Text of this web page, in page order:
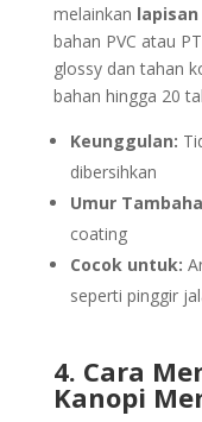
melainkan
bahan PVC atau
glossy dan tahan
bahan hingga 20
Keunggulan:
dibersihkan
Umur
coating
Cocok untuk:
seperti pinggir
4. Cara
Kanopi